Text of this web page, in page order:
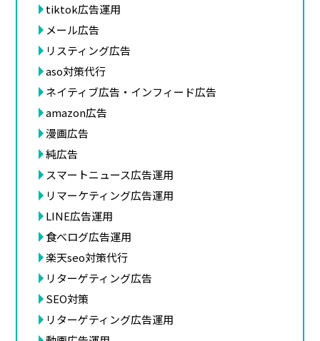
tiktok広告運用
メール広告
リスティング広告
aso対策代行
ネイティブ広告・インフィード広告
amazon広告
漫画広告
純広告
スマートニュース広告運用
リマーケティング広告運用
LINE広告運用
食べログ広告運用
楽天seo対策代行
リターゲティング広告
SEO対策
リターゲティング広告運用